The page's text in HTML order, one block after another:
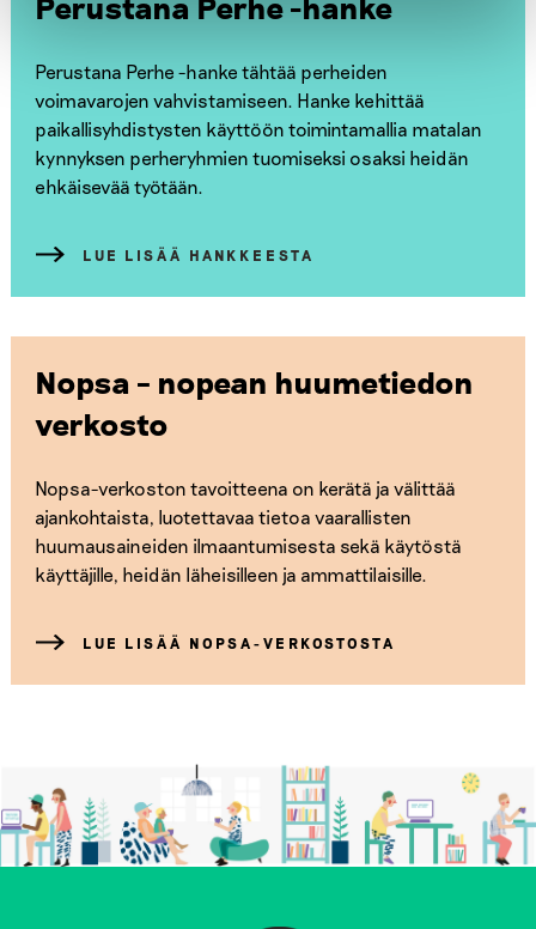
Perustana Perhe -hanke tähtää perheiden
voimavarojen vahvistamiseen. Hanke kehittää
paikallisyhdistysten käyttöön toimintamallia matalan
kynnyksen perheryhmien tuomiseksi osaksi heidän
ehkäisevää työtään.
LUE LISÄÄ HANKKEESTA
Nopsa – nopean huumetiedon
verkosto
Nopsa-verkoston tavoitteena on kerätä ja välittää
ajankohtaista, luotettavaa tietoa vaarallisten
huumausaineiden ilmaantumisesta sekä käytöstä
käyttäjille, heidän läheisilleen ja ammattilaisille.
LUE LISÄÄ NOPSA-VERKOSTOSTA